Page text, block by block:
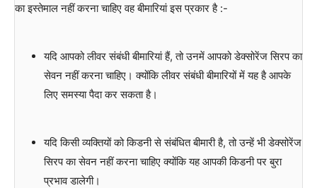
का इस्तेमाल नहीं करना चाहिए वह बीमारियां इस प्रकार है :-
यदि आपको लीवर संबंधी बीमारियां हैं, तो उनमें आपको डेक्सोरेंज सिरप का
सेवन नहीं करना चाहिए। क्योंकि लीवर संबंधी बीमारियों में यह है आपके
लिए समस्या पैदा कर सकता है।
यदि किसी व्यक्तियों को किडनी से संबंधित बीमारी है, तो उन्हें भी डेक्सोरेंज
सिरप का सेवन नहीं करना चाहिए क्योंकि यह आपकी किडनी पर बुरा
प्रभाव डालेगी।